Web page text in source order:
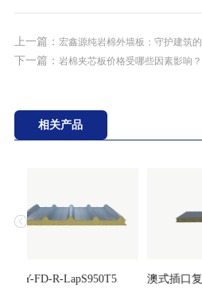
上一篇： 宏鑫源纯岩棉外墙板：守护建筑
下一篇： 岩棉夹芯板价格受哪些因素影响？
相关产品
HXY-FD-R-LapS950T5
澳式插口